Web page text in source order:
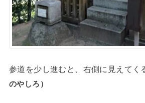
参道を少し進むと、右側に見えてく
のやしろ）